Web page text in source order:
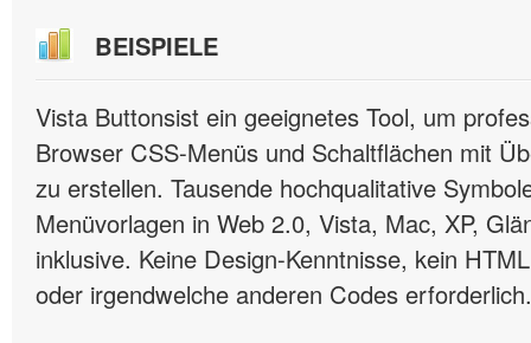
BEISPIELE
Vista Buttonsist ein geeignetes Tool, um
Browser CSS-Menüs und Schaltflächen mit
zu erstellen. Tausende hochqualitative
Menüvorlagen in Web 2.0, Vista, Mac, XP,
inklusive. Keine Design-Kenntnisse, kein
oder irgendwelche anderen Codes erforderlich.